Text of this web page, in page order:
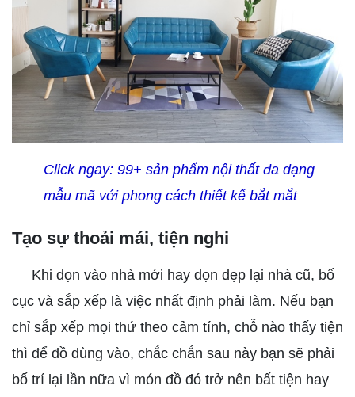
Click ngay: 99+ sản phẩm nội thất đa dạng
mẫu mã với phong cách thiết kế bắt mắt
Tạo sự thoải mái, tiện nghi
Khi dọn vào nhà mới hay dọn dẹp lại nhà cũ, bố
cục và sắp xếp là việc nhất định phải làm. Nếu bạn
chỉ sắp xếp mọi thứ theo cảm tính, chỗ nào thấy tiện
thì để đồ dùng vào, chắc chắn sau này bạn sẽ phải
bố trí lại lần nữa vì món đồ đó trở nên bất tiện hay